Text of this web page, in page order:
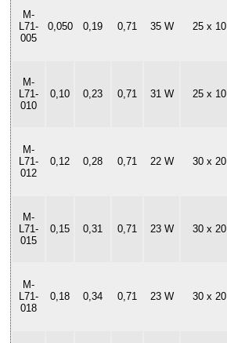
M-
L71-
005
0,050 0,19 0,71 35 W 25 x 10
M-
L71-
010
0,10 0,23 0,71 31 W 25 x 10
M-
L71-
012
0,12 0,28 0,71 22 W 30 x 20
M-
L71-
015
0,15 0,31 0,71 23 W 30 x 20
M-
L71-
018
0,18 0,34 0,71 23 W 30 x 20